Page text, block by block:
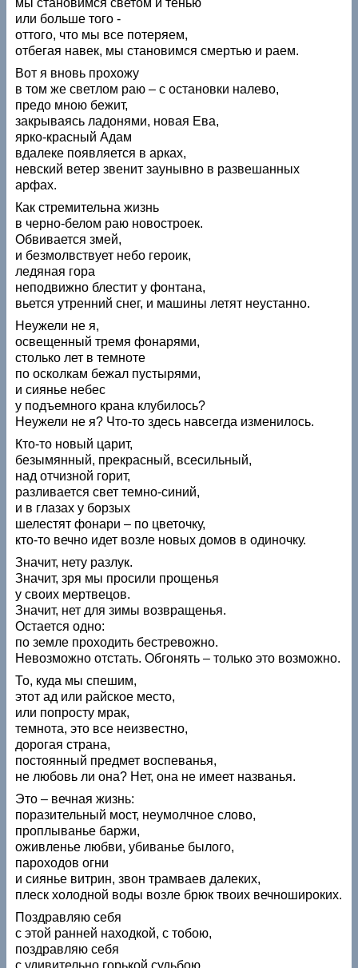
или больше того -
оттого, что мы все потеряем,
отбегая навек, мы становимся смертью и раем.
Вот я вновь прохожу
в том же светлом раю – с остановки налево,
предо мною бежит,
закрываясь ладонями, новая Ева,
ярко-красный Адам
вдалеке появляется в арках,
невский ветер звенит заунывно в развешанных
арфах.
Как стремительна жизнь
в черно-белом раю новостроек.
Обвивается змей,
и безмолвствует небо героик,
ледяная гора
неподвижно блестит у фонтана,
вьется утренний снег, и машины летят неустанно.
Неужели не я,
освещенный тремя фонарями,
столько лет в темноте
по осколкам бежал пустырями,
и сиянье небес
у подъемного крана клубилось?
Неужели не я? Что-то здесь навсегда изменилось.
Кто-то новый царит,
безымянный, прекрасный, всесильный,
над отчизной горит,
разливается свет темно-синий,
и в глазах у борзых
шелестят фонари – по цветочку,
кто-то вечно идет возле новых домов в одиночку.
Значит, нету разлук.
Значит, зря мы просили прощенья
у своих мертвецов.
Значит, нет для зимы возвращенья.
Остается одно:
по земле проходить бестревожно.
Невозможно отстать. Обгонять – только это возможно.
То, куда мы спешим,
этот ад или райское место,
или попросту мрак,
темнота, это все неизвестно,
дорогая страна,
постоянный предмет воспеванья,
не любовь ли она? Нет, она не имеет названья.
Это – вечная жизнь:
поразительный мост, неумолчное слово,
проплыванье баржи,
оживленье любви, убиванье былого,
пароходов огни
и сиянье витрин, звон трамваев далеких,
плеск холодной воды возле брюк твоих вечношироких.
Поздравляю себя
с этой ранней находкой, с тобою,
поздравляю себя
с удивительно горькой судьбою,